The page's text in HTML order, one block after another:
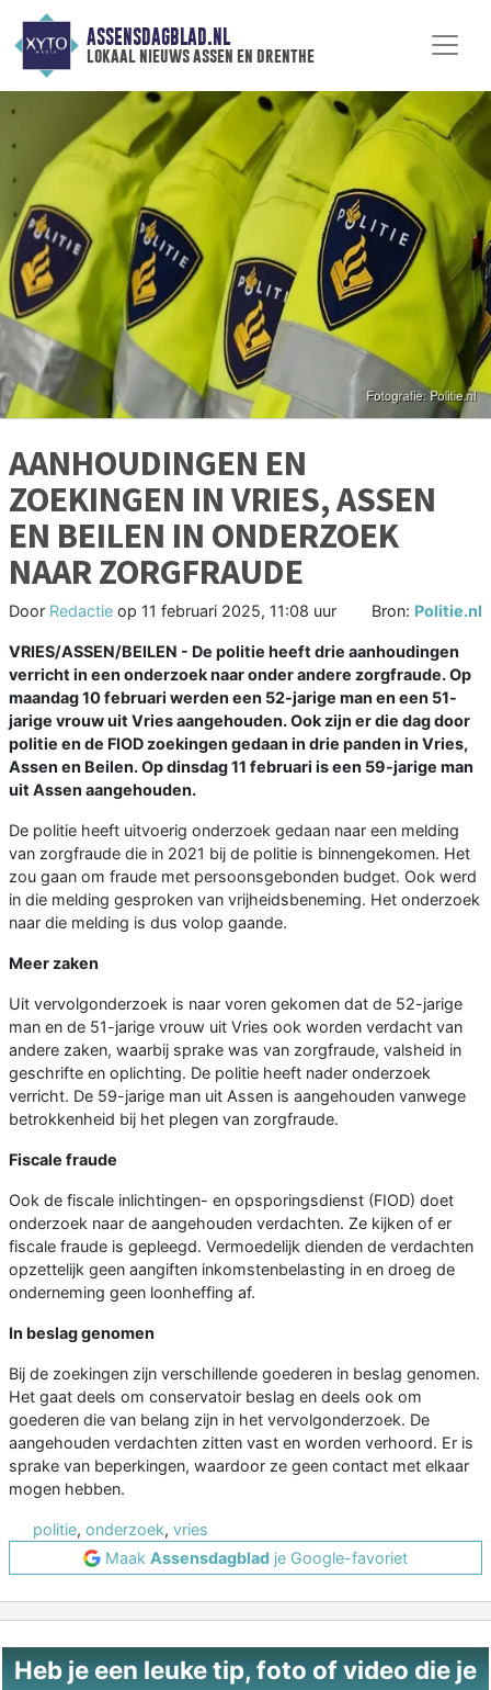
ASSENSDAGBLAD.NL
lokaal nieuws assen en drenthe
AANHOUDINGEN EN
ZOEKINGEN IN VRIES, ASSEN
EN BEILEN IN ONDERZOEK
NAAR ZORGFRAUDE
Door Redactie op 11 februari 2025, 11:08 uur Bron: Politie.nl
VRIES/ASSEN/BEILEN - De politie heeft drie aanhoudingen
verricht in een onderzoek naar onder andere zorgfraude. Op
maandag 10 februari werden een 52-jarige man en een 51-
jarige vrouw uit Vries aangehouden. Ook zijn er die dag door
politie en de FIOD zoekingen gedaan in drie panden in Vries,
Assen en Beilen. Op dinsdag 11 februari is een 59-jarige man
uit Assen aangehouden.
De politie heeft uitvoerig onderzoek gedaan naar een melding
van zorgfraude die in 2021 bij de politie is binnengekomen. Het
zou gaan om fraude met persoonsgebonden budget. Ook werd
in die melding gesproken van vrijheidsbeneming. Het onderzoek
naar die melding is dus volop gaande.
Meer zaken
Uit vervolgonderzoek is naar voren gekomen dat de 52-jarige
man en de 51-jarige vrouw uit Vries ook worden verdacht van
andere zaken, waarbij sprake was van zorgfraude, valsheid in
geschrifte en oplichting. De politie heeft nader onderzoek
verricht. De 59-jarige man uit Assen is aangehouden vanwege
betrokkenheid bij het plegen van zorgfraude.
Fiscale fraude
Ook de fiscale inlichtingen- en opsporingsdienst (FIOD) doet
onderzoek naar de aangehouden verdachten. Ze kijken of er
fiscale fraude is gepleegd. Vermoedelijk dienden de verdachten
opzettelijk geen aangiften inkomstenbelasting in en droeg de
onderneming geen loonheffing af.
In beslag genomen
Bij de zoekingen zijn verschillende goederen in beslag genomen.
Het gaat deels om conservatoir beslag en deels ook om
goederen die van belang zijn in het vervolgonderzoek. De
aangehouden verdachten zitten vast en worden verhoord. Er is
sprake van beperkingen, waardoor ze geen contact met elkaar
mogen hebben.
politie, onderzoek, vries
Maak Assensdagblad je Google-favoriet
Heb je een leuke tip, foto of video die je